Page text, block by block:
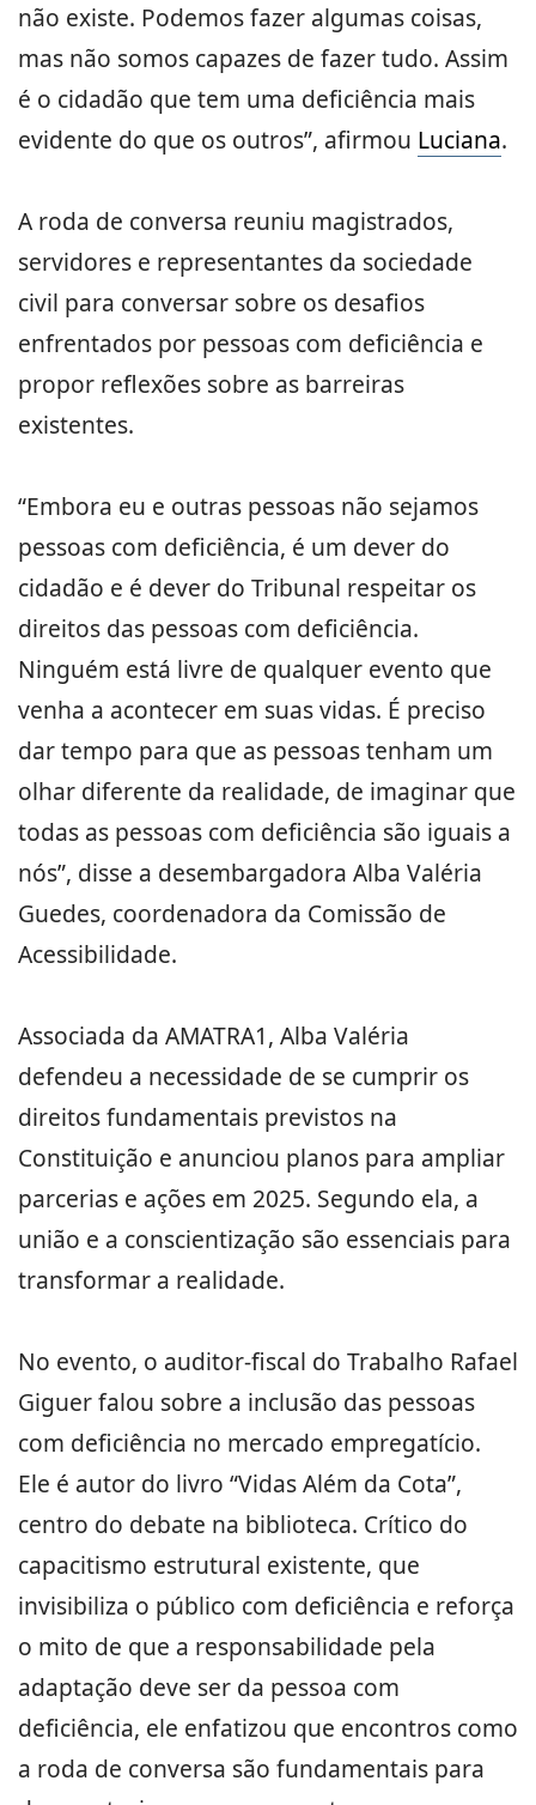
não existe. Podemos fazer algumas coisas,
mas não somos capazes de fazer tudo. Assim
é o cidadão que tem uma deficiência mais
evidente do que os outros”, afirmou Luciana.
A roda de conversa reuniu magistrados,
servidores e representantes da sociedade
civil para conversar sobre os desafios
enfrentados por pessoas com deficiência e
propor reflexões sobre as barreiras
existentes.
“Embora eu e outras pessoas não sejamos
pessoas com deficiência, é um dever do
cidadão e é dever do Tribunal respeitar os
direitos das pessoas com deficiência.
Ninguém está livre de qualquer evento que
venha a acontecer em suas vidas. É preciso
dar tempo para que as pessoas tenham um
olhar diferente da realidade, de imaginar que
todas as pessoas com deficiência são iguais a
nós”, disse a desembargadora Alba Valéria
Guedes, coordenadora da Comissão de
Acessibilidade.
Associada da AMATRA1, Alba Valéria
defendeu a necessidade de se cumprir os
direitos fundamentais previstos na
Constituição e anunciou planos para ampliar
parcerias e ações em 2025. Segundo ela, a
união e a conscientização são essenciais para
transformar a realidade.
No evento, o auditor-fiscal do Trabalho Rafael
Giguer falou sobre a inclusão das pessoas
com deficiência no mercado empregatício.
Ele é autor do livro “Vidas Além da Cota”,
centro do debate na biblioteca. Crítico do
capacitismo estrutural existente, que
invisibiliza o público com deficiência e reforça
o mito de que a responsabilidade pela
adaptação deve ser da pessoa com
deficiência, ele enfatizou que encontros como
a roda de conversa são fundamentais para